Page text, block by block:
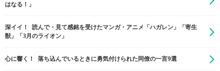
はなる！」
深イイ！ 読んで・見て感銘を受けたマンガ・アニメ「ハガレン」「寄生
獣」「3月のライオン」
心に響く！ 落ち込んでいるときに勇気付けられた同僚の一言9選